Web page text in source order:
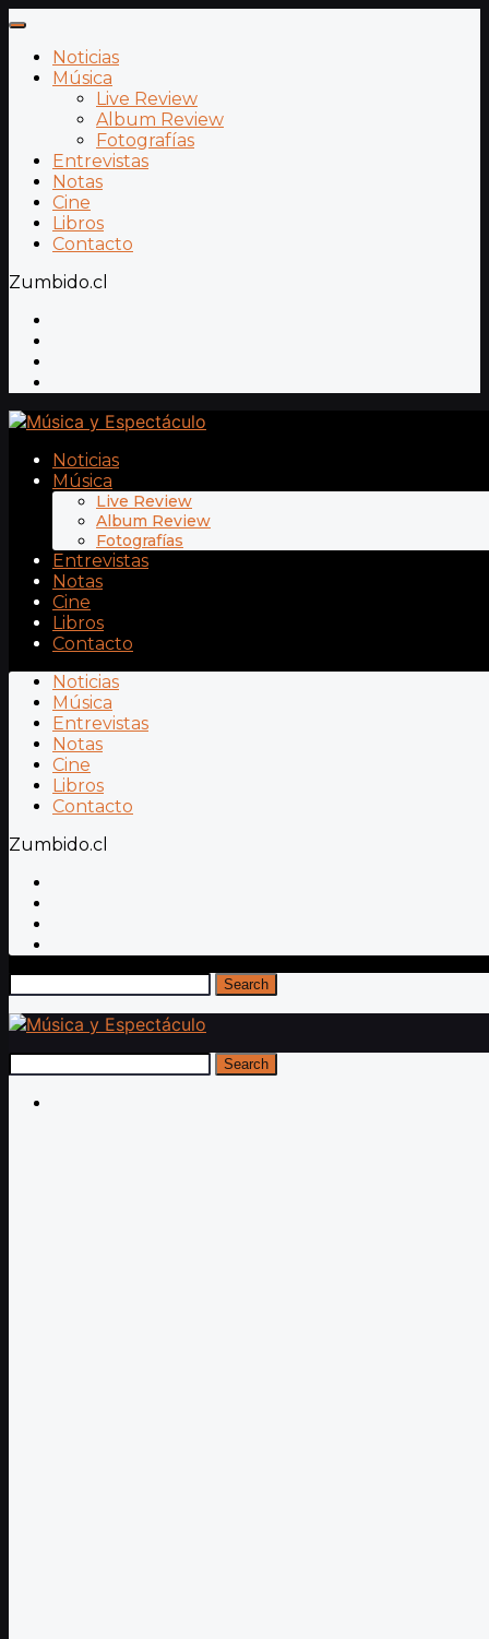
Noticias
Música
Live Review
Album Review
Fotografías
Entrevistas
Notas
Cine
Libros
Contacto
Zumbido.cl
Noticias
Música
Live Review
Album Review
Fotografías
Entrevistas
Notas
Cine
Libros
Contacto
Noticias
Música
Entrevistas
Notas
Cine
Libros
Contacto
Zumbido.cl
Search
Search